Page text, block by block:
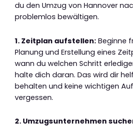
du den Umzug von Hannover
problemlos bewältigen.
1. Zeitplan aufstellen: Beginne
Planung und Erstellung eines
wann du welchen Schritt
halte dich daran. Das wird dir
behalten und keine wichtigen
vergessen.
2. Umzugsunternehmen